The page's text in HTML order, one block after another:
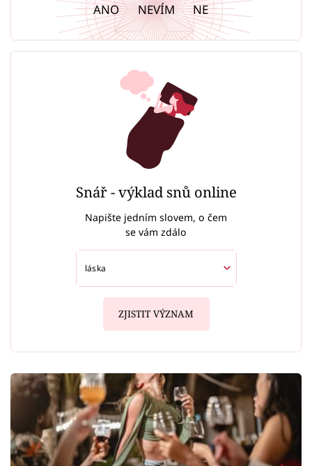
ANO NEVÍM NE
Snář - výklad snů online
Napište jedním slovem, o čem
se vám zdálo
ZJISTIT VÝZNAM